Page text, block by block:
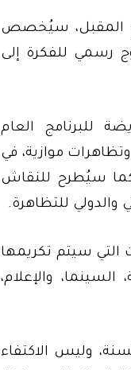
المقبل، سيُخصص
رسمي للفكرة إلى
للبرنامج العام
موازية، في
كما سيُطرح للنقاش
والدولي للتظاهرة.
سيتم تكريمها
والإعلام،
وليس الاكتفاء